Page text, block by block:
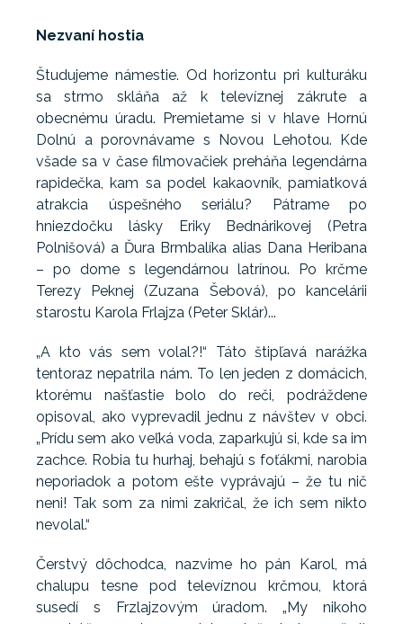
Nezvaní hostia
Študujeme námestie. Od horizontu pri kulturáku
sa strmo skláňa až k televíznej zákrute a
obecnému úradu. Premietame si v hlave Hornú
Dolnú a porovnávame s Novou Lehotou. Kde
všade sa v čase filmovačiek preháňa legendárna
rapidečka, kam sa podel kakaovník, pamiatková
atrakcia úspešného seriálu? Pátrame po
hniezdočku lásky Eriky Bednárikovej (Petra
Polnišová) a Ďura Brmbalíka alias Dana Heribana
– po dome s legendárnou latrínou. Po krčme
Terezy Peknej (Zuzana Šebová), po kancelárii
starostu Karola Frlajza (Peter Sklár)...
„A kto vás sem volal?!“ Táto štipľavá narážka
tentoraz nepatrila nám. To len jeden z domácich,
ktorému našťastie bolo do reči, podráždene
opisoval, ako vyprevadil jednu z návštev v obci.
„Prídu sem ako veľká voda, zaparkujú si, kde sa im
zachce. Robia tu hurhaj, behajú s foťákmi, narobia
neporiadok a potom ešte vyprávajú – že tu nič
neni! Tak som za nimi zakričal, že ich sem nikto
nevolal.“
Čerstvý dôchodca, nazvime ho pán Karol, má
chalupu tesne pod televíznou krčmou, ktorá
susedí s Frzlajzovým úradom. „My nikoho